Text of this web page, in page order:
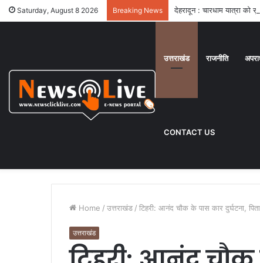
Saturday, August 8 2026 Breaking News देहरादून : चारधाम यात्रा को
उत्तराखंड राजनीति
CONTACT US
Home / उत्तराखंड / टिहरी: आनंद चौक के पास कार दुर्घटना,
उत्तराखंड